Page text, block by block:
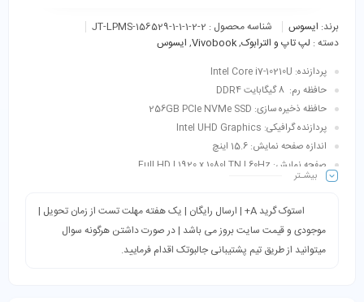
برند: ایسوس شناسه محصول : JT-LPMS-156529-1-1-1-2-2
دسته : لپ تاپ و الترابوک,
Vivobook
, ایسوس
پردازنده: Intel Core i7-10210U
حافظه رم: 8 گیگابایت DDR4
حافظه ذخیره سازی: 256GB PCIe NVMe SSD
پردازنده گرافیکی: Intel UHD Graphics
اندازه صفحه نمایش: 15.6 اینچ
صفحه نمایش: Full HD | 1920 x 1080| TN | 60Hz
طبقه‌بندی: دانشجویی، اداری، خانگی، سبک و قابل‌حمل، مالتی‌مدیا، کاربری روزمره
بیشـتر
استوک گرید A+ | ارسال رایگان | یک هفته مهلت تست از زمان تحویل |
موجودی و قیمت سایت بروز می باشد | در صورت داشتن هرگونه سوال
میتوانید از طریق تیم پشتیبانی جالبوتک اقدام فرمایید.